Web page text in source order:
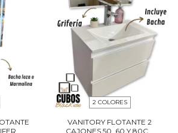
2 COLORES
VANITORY FLOTANTE 2
CAJONES 50, 60 Y 80C...